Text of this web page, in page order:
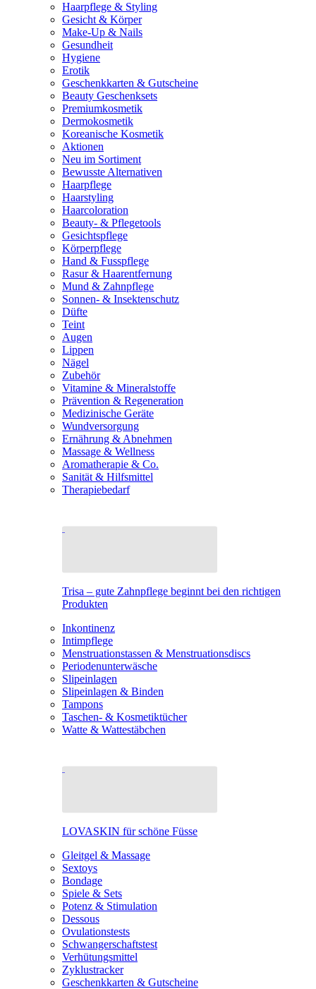
Haarpflege & Styling
Gesicht & Körper
Make-Up & Nails
Gesundheit
Hygiene
Erotik
Geschenkkarten & Gutscheine
Beauty Geschenksets
Premiumkosmetik
Dermokosmetik
Koreanische Kosmetik
Aktionen
Neu im Sortiment
Bewusste Alternativen
Haarpflege
Haarstyling
Haarcoloration
Beauty- & Pflegetools
Gesichtspflege
Körperpflege
Hand & Fusspflege
Rasur & Haarentfernung
Mund & Zahnpflege
Sonnen- & Insektenschutz
Düfte
Teint
Augen
Lippen
Nägel
Zubehör
Vitamine & Mineralstoffe
Prävention & Regeneration
Medizinische Geräte
Wundversorgung
Ernährung & Abnehmen
Massage & Wellness
Aromatherapie & Co.
Sanität & Hilfsmittel
Therapiebedarf
Trisa – gute Zahnpflege beginnt bei den richtigen
Produkten
Inkontinenz
Intimpflege
Menstruationstassen & Menstruationsdiscs
Periodenunterwäsche
Slipeinlagen
Slipeinlagen & Binden
Tampons
Taschen- & Kosmetiktücher
Watte & Wattestäbchen
LOVASKIN für schöne Füsse
Gleitgel & Massage
Sextoys
Bondage
Spiele & Sets
Potenz & Stimulation
Dessous
Ovulationstests
Schwangerschaftstest
Verhütungsmittel
Zyklustracker
Geschenkkarten & Gutscheine